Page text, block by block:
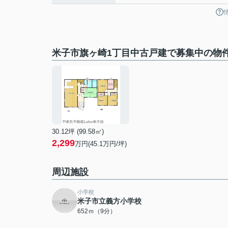
米子市旗ヶ崎1丁目中古戸建で募集中の物
30.12坪 (99.58㎡)
2,299万円(45.1万円/坪)
周辺施設
小学校
米子市立義方小学校
652ｍ（9分）